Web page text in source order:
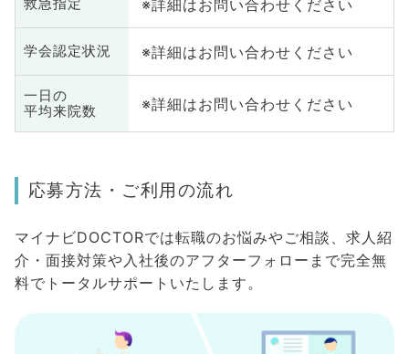
救急指定 ※詳細はお問い合わせください
学会認定状況 ※詳細はお問い合わせください
一日の
平均来院数
※詳細はお問い合わせください
応募方法・ご利用の流れ
マイナビDOCTORでは転職のお悩みやご相談、求人紹
介・面接対策や入社後のアフターフォローまで完全無
料でトータルサポートいたします。